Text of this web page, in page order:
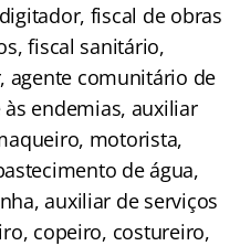
fiscal de obras
fiscal sanitário,
agente comunitário de
endemias, auxiliar
motorista,
de água,
auxiliar de serviços
copeiro, costureiro,